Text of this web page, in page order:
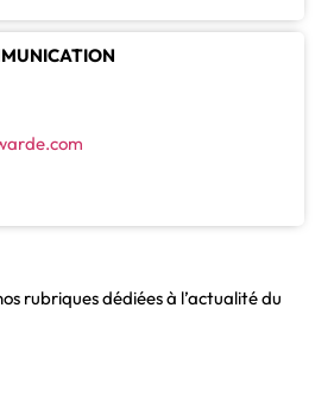
rubriques dédiées à l’actualité du